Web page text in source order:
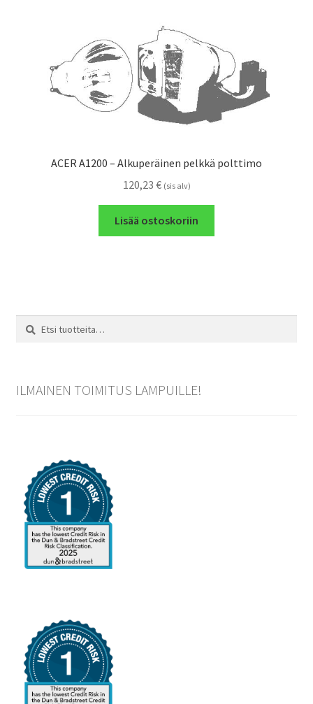
ACER A1200 – Alkuperäinen pelkkä polttimo
120,23 € (sis alv)
Lisää ostoskoriin
Etsi:
Haku
ILMAINEN TOIMITUS LAMPUILLE!